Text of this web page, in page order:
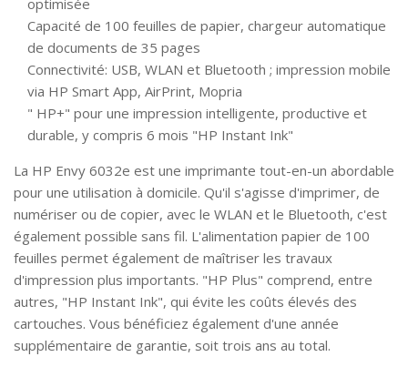
Capacité de 100 feuilles de papier, chargeur automatique
de documents de 35 pages
Connectivité: USB, WLAN et Bluetooth ; impression mobile
via HP Smart App, AirPrint, Mopria
" HP+" pour une impression intelligente, productive et
durable, y compris 6 mois "HP Instant Ink"
La HP Envy 6032e est une imprimante tout-en-un abordable
pour une utilisation à domicile. Qu'il s'agisse d'imprimer, de
numériser ou de copier, avec le WLAN et le Bluetooth, c'est
également possible sans fil. L'alimentation papier de 100
feuilles permet également de maîtriser les travaux
d'impression plus importants. "HP Plus" comprend, entre
autres, "HP Instant Ink", qui évite les coûts élevés des
cartouches. Vous bénéficiez également d'une année
supplémentaire de garantie, soit trois ans au total.